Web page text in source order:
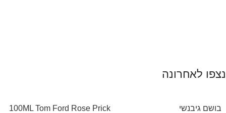
נצפו לאחרונה
‏ בושם גיבנשי
100ML Tom Ford Rose Prick